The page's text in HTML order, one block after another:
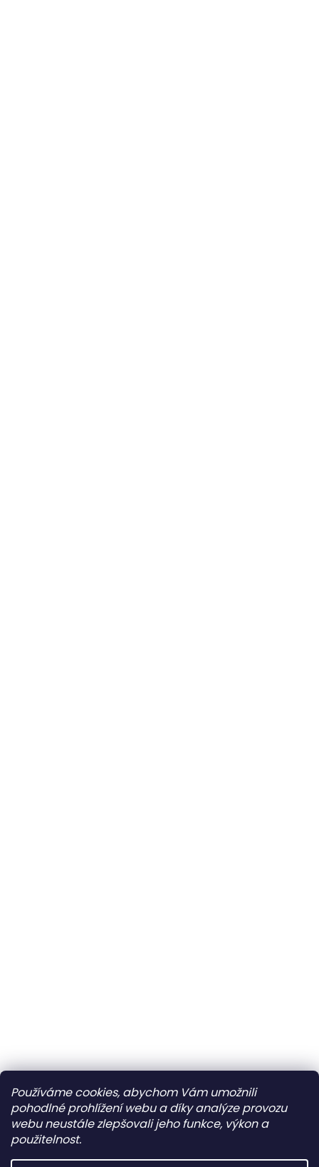
Používáme cookies, abychom Vám umožnili
pohodlné prohlížení webu a díky analýze provozu
webu neustále zlepšovali jeho funkce, výkon a
použitelnost.